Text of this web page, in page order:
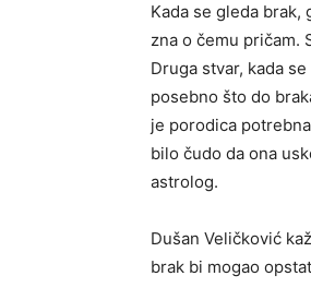
Kada se gleda brak,
zna o čemu pričam.
Druga stvar, kada
posebno što do
je porodica
bilo čudo da ona
astrolog.
Dušan Veličković
brak bi mogao